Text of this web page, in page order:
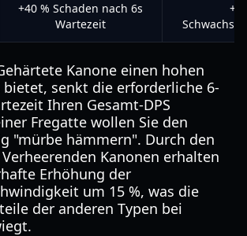
+40 % Schaden nach 6s
Wartezeit
Kanone einen hohen
bietet, senkt die erforderliche 6-
Ihren Gesamt-DPS
Fregatte wollen Sie den
"mürbe hämmern". Durch den
Kanonen erhalten
Erhöhung der
um 15 %, was die
der anderen Typen bei